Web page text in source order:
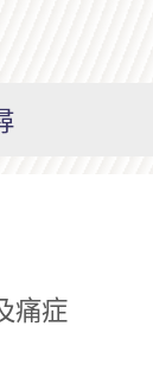
痛症